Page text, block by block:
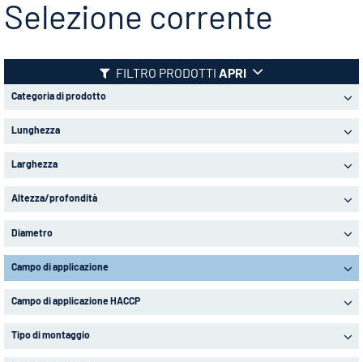
Selezione corrente
FILTRO PRODOTTI APRI
Categoria di prodotto
Lunghezza
Larghezza
Altezza/profondità
Diametro
Campo di applicazione
Campo di applicazione HACCP
Tipo di montaggio